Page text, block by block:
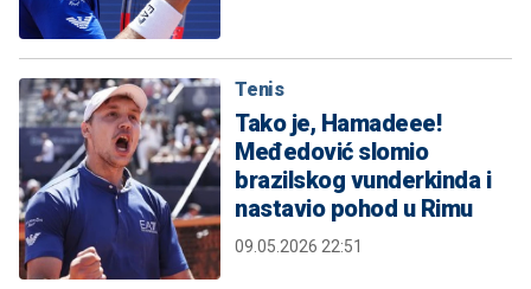
Tenis
Tako je, Hamadeee!
Međedović slomio
brazilskog vunderkinda i
nastavio pohod u Rimu
09.05.2026 22:51